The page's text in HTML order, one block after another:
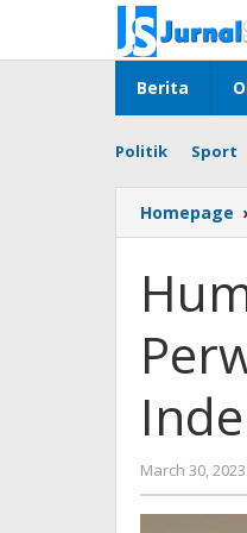
content
Berita
Politik Sport
Homepage
March 30, 2023